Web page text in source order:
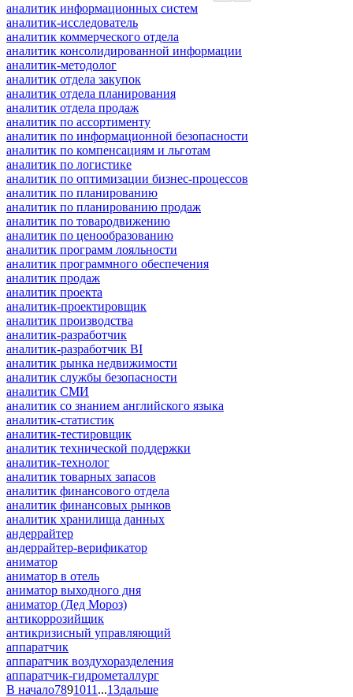
аналитик информационных систем
аналитик-исследователь
аналитик коммерческого отдела
аналитик консолидированной информации
аналитик-методолог
аналитик отдела закупок
аналитик отдела планирования
аналитик отдела продаж
аналитик по ассортименту
аналитик по информационной безопасности
аналитик по компенсациям и льготам
аналитик по логистике
аналитик по оптимизации бизнес-процессов
аналитик по планированию
аналитик по планированию продаж
аналитик по товародвижению
аналитик по ценообразованию
аналитик программ лояльности
аналитик программного обеспечения
аналитик продаж
аналитик проекта
аналитик-проектировщик
аналитик производства
аналитик-разработчик
аналитик-разработчик BI
аналитик рынка недвижимости
аналитик службы безопасности
аналитик СМИ
аналитик со знанием английского языка
аналитик-статистик
аналитик-тестировщик
аналитик технической поддержки
аналитик-технолог
аналитик товарных запасов
аналитик финансового отдела
аналитик финансовых рынков
аналитик хранилища данных
андеррайтер
андеррайтер-верификатор
аниматор
аниматор в отель
аниматор выходного дня
аниматор (Дед Мороз)
антикоррозийщик
антикризисный управляющий
аппаратчик
аппаратчик воздухоразделения
аппаратчик-гидрометаллург
В начало7891011 ...13дальше